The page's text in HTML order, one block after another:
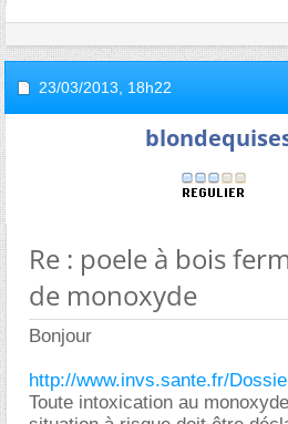
23/03/2013, 18h22
Re : poele à bois
de monoxyde
Bonjour
http://www.invs.sante.fr/
Toute intoxication au